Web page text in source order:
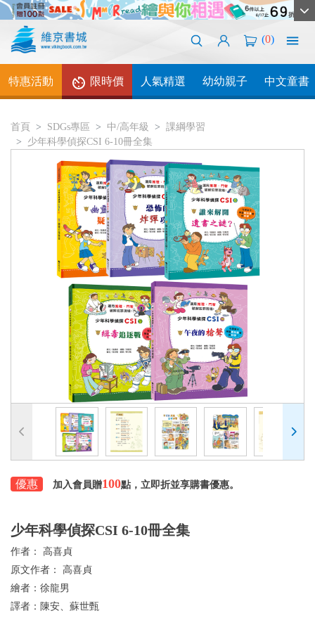
(0)
特惠活動 限時價 人氣精選 幼幼親子 中文童書
首頁 SDGs專區 中/高年級
課綱學習
少年科學偵探CSI 6-10冊全集
優惠 加入會員贈100點，立即折並享購書優惠。
少年科學偵探CSI 6-10冊全集
作者： 高喜貞
原文作者： 高喜貞
繪者： 徐龍男
譯者： 陳安、蘇世甄